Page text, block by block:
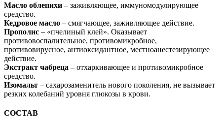
Масло облепихи – заживляющее, иммуномодулирующее
средство.
Кедровое масло – смягчающее, заживляющее действие.
Прополис – «пчелиный клей». Оказывает
противовоспалительное, противомикробное,
противовирусное, антиоксидантное, местноанестезирующее
действие.
Экстракт чабреца – отхаркивающее и противомикробное
средство.
Изомальт – сахарозаменитель нового поколения, не вызывает
резких колебаний уровня глюкозы в крови.
СОСТАВ